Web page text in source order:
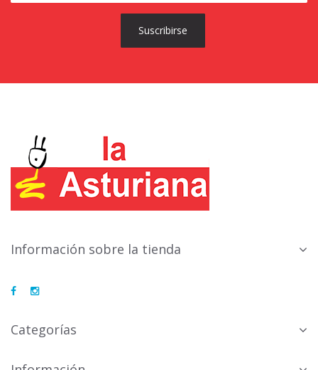
Suscribirse
Información sobre la tienda
Categorías